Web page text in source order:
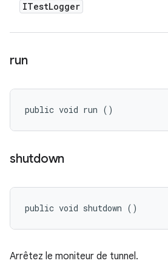
ITestLogger
run
public void run ()
shutdown
public void shutdown ()
Arrêtez le moniteur de tunnel.